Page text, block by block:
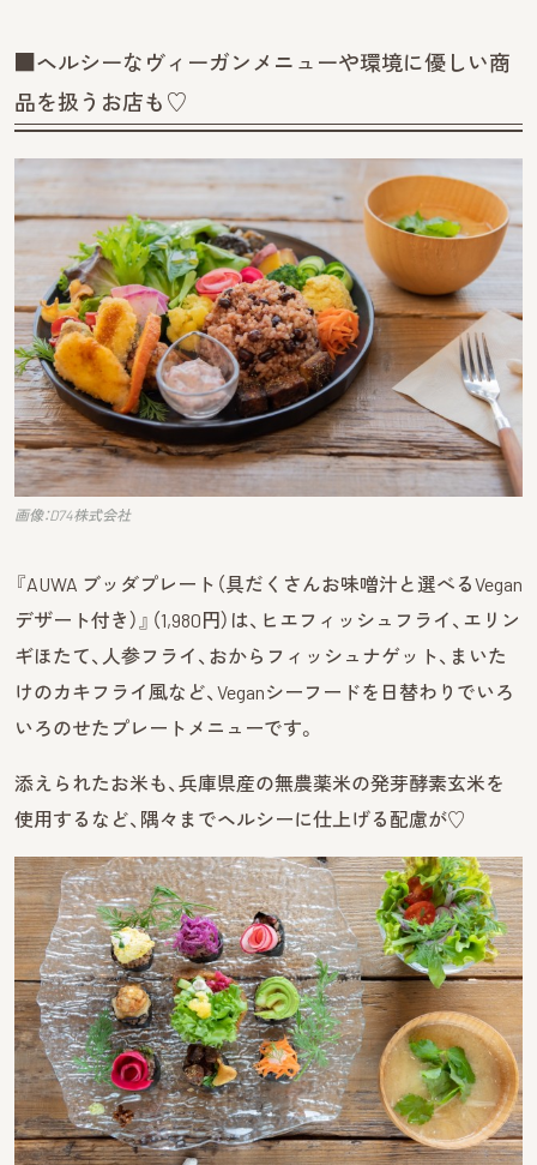
■ヘルシーなヴィーガンメニューや環境に優しい商
品を扱うお店も♡
画像：D74株式会社
『AUWA ブッダプレート（具だくさんお味噌汁と選べるVegan
デザート付き）』（1,980円）は、ヒエフィッシュフライ、エリン
ギほたて、人参フライ、おからフィッシュナゲット、まいた
けのカキフライ風など、Veganシーフードを日替わりでいろ
いろのせたプレートメニューです。
添えられたお米も、兵庫県産の無農薬米の発芽酵素玄米を
使用するなど、隅々までヘルシーに仕上げる配慮が♡